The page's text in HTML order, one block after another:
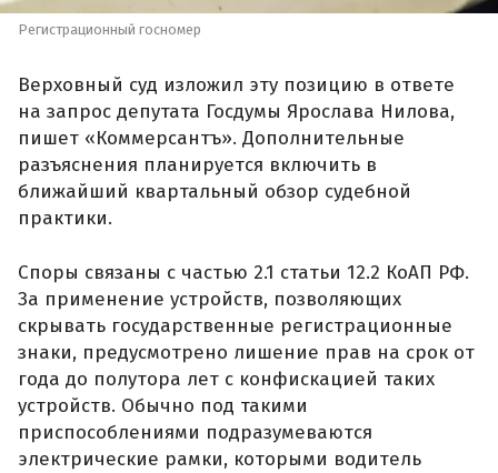
Регистрационный госномер
Верховный суд изложил эту позицию в ответе
на запрос депутата Госдумы Ярослава Нилова,
пишет «Коммерсантъ». Дополнительные
разъяснения планируется включить в
ближайший квартальный обзор судебной
практики.
Споры связаны с частью 2.1 статьи 12.2 КоАП РФ.
За применение устройств, позволяющих
скрывать государственные регистрационные
знаки, предусмотрено лишение прав на срок от
года до полутора лет с конфискацией таких
устройств. Обычно под такими
приспособлениями подразумеваются
электрические рамки, которыми водитель